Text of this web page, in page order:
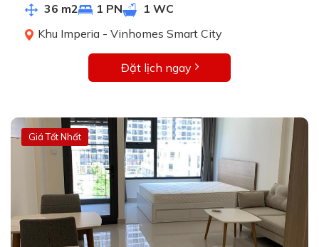
36 m2 1 PN
1 WC
Khu Imperia - Vinhomes Smart City
Đặt lịch ngay
Giá Tốt Nhất